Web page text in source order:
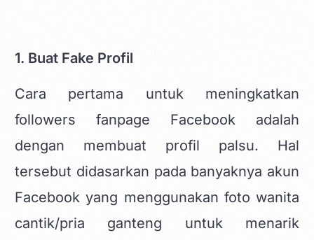
1. Buat Fake Profil
Cara pertama untuk meningkatkan
followers fanpage Facebook adalah
dengan membuat profil palsu. Hal
tersebut didasarkan pada banyaknya akun
Facebook yang menggunakan foto wanita
cantik/pria ganteng untuk menarik